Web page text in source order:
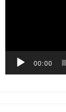
ヤ
00:00